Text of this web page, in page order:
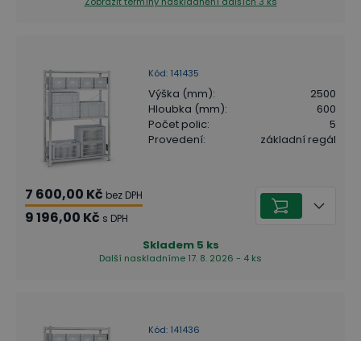
Kód: 141435
Výška (mm):
2500
Hloubka (mm):
600
Počet polic:
5
Provedení: základní regál
7 600,00 Kč bez DPH
9 196,00 Kč s DPH
Skladem 5 ks
Další naskladníme 17. 8. 2026 - 4 ks
Kód: 141436